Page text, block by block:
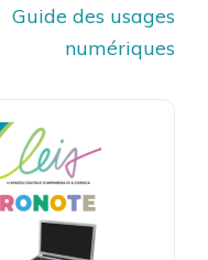
Guide des usages
numériques